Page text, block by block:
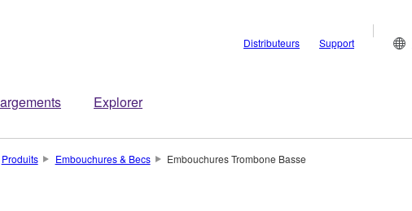
Explorer
Distributeurs Support
Produits Embouchures & Becs Embouchures Trombone Basse